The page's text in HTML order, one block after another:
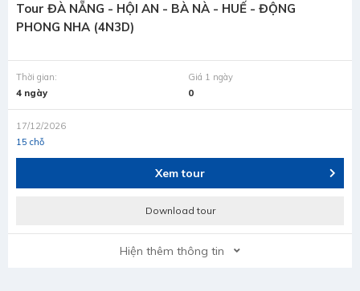
Tour ĐÀ NẴNG - HỘI AN - BÀ NÀ - HUẾ - ĐỘNG
PHONG NHA (4N3D)
Thời gian:
4 ngày
Giá 1 ngày
0
17/12/2026
15 chỗ
Xem tour
Download tour
Hiện thêm thông tin